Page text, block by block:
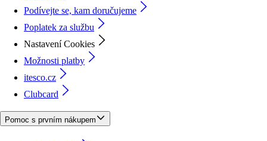
Podívejte se, kam doručujeme
Poplatek za službu
Nastavení Cookies
Možnosti platby
itesco.cz
Clubcard
Pomoc s prvním nákupem